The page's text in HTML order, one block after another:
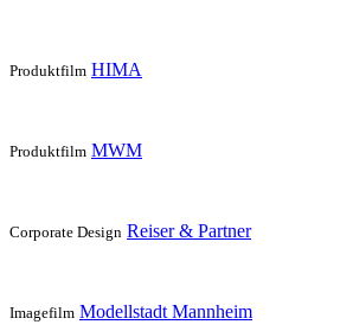
Produktfilm HIMA
Produktfilm MWM
Corporate Design Reiser & Partner
Imagefilm Modellstadt Mannheim